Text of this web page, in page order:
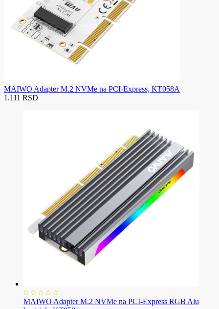
MAIWO Adapter M.2 NVMe na PCI-Express, KT058A
1.111 RSD
MAIWO Adapter M.2 NVMe na PCI-Express RGB Alu